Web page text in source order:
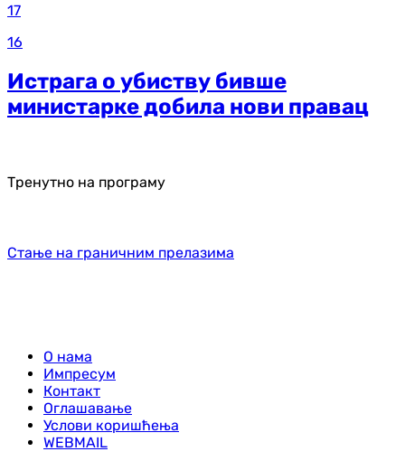
17
16
Истрага о убиству бивше
министарке добила нови правац
Тренутно на програму
Стање на граничним прелазима
О нама
Импресум
Контакт
Оглашавање
Услови коришћења
WEBMAIL